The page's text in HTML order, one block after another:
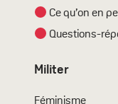
Ce qu’on en
Questions-
Militer
Féminisme